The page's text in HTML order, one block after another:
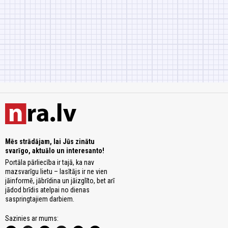
Mēs strādājam, lai Jūs zinātu
svarīgo, aktuālo un interesanto!
Portāla pārliecība ir tajā, ka nav
mazsvarīgu lietu – lasītājs ir ne vien
jāinformē, jābrīdina un jāizglīto, bet arī
jādod brīdis atelpai no dienas
saspringtajiem darbiem.
Sazinies ar mums: